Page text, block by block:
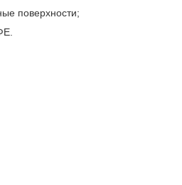
поверхности;